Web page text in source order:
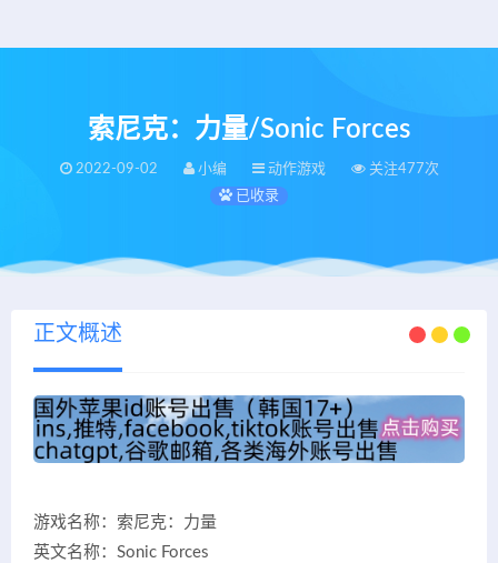
索尼克：力量/Sonic Forces
2022-09-02 小编 动作游戏
关注477次
已收录
正文概述
游戏名称：索尼克：力量
英文名称：Sonic Forces